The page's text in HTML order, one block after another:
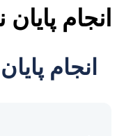
انجام
انجام